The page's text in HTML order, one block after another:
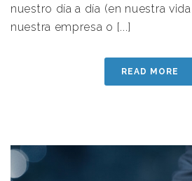
nuestro día a día (en nuestra
nuestra empresa o [...]
READ MORE